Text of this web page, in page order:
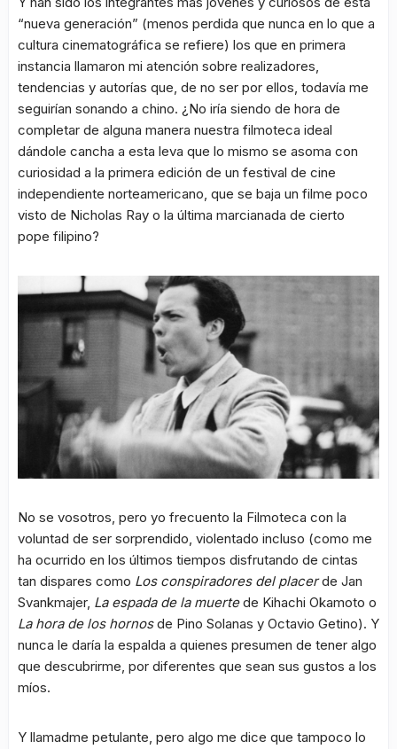
“nueva generación” (menos perdida que nunca en lo que a
cultura cinematográfica se refiere) los que en primera
instancia llamaron mi atención sobre realizadores,
tendencias y autorías que, de no ser por ellos, todavía me
seguirían sonando a chino. ¿No iría siendo de hora de
completar de alguna manera nuestra filmoteca ideal
dándole cancha a esta leva que lo mismo se asoma con
curiosidad a la primera edición de un festival de cine
independiente norteamericano, que se baja un filme poco
visto de Nicholas Ray o la última marcianada de cierto
pope filipino?
No se vosotros, pero yo frecuento la Filmoteca con la
voluntad de ser sorprendido, violentado incluso (como me
ha ocurrido en los últimos tiempos disfrutando de cintas
tan dispares como Los conspiradores del placerde Jan
Svankmajer, La espada de la muertede Kihachi Okamoto o
La hora de los hornosde Pino Solanas y Octavio Getino). Y
nunca le daría la espalda a quienes presumen de tener algo
que descubrirme, por diferentes que sean sus gustos a los
míos.
Y llamadme petulante, pero algo me dice que tampoco lo